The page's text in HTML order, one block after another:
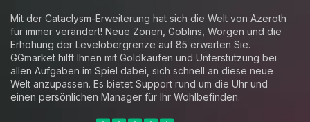
Mit der Cataclysm-Erweiterung hat sich die Welt von Azeroth
für immer verändert! Neue Zonen, Goblins, Worgen und die
Erhöhung der Levelobergrenze auf 85 erwarten Sie.
GGmarket hilft Ihnen mit Goldkäufen und Unterstützung bei
allen Aufgaben im Spiel dabei, sich schnell an diese neue
Welt anzupassen. Es bietet Support rund um die Uhr und
einen persönlichen Manager für Ihr Wohlbefinden.